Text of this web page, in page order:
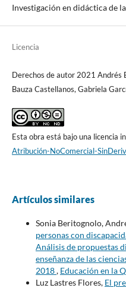
Investigación en didáctica de
Licencia
Derechos de autor 2021 Andrés
Bauza Castellanos, Gabriela
Esta obra está bajo una licencia
Atribución-NoComercial-
Artículos similares
Sonia Beritognolo,
personas con
Análisis de propuestas
enseñanza de las
2018, Educación en la
Luz Lastres Flores, El